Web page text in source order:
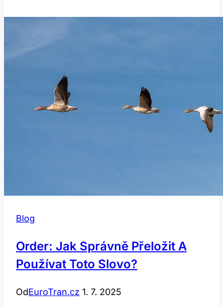
Blog
Order: Jak Správně Přeložit A
Používat Toto Slovo?
OdEuroTran.cz 1. 7. 2025